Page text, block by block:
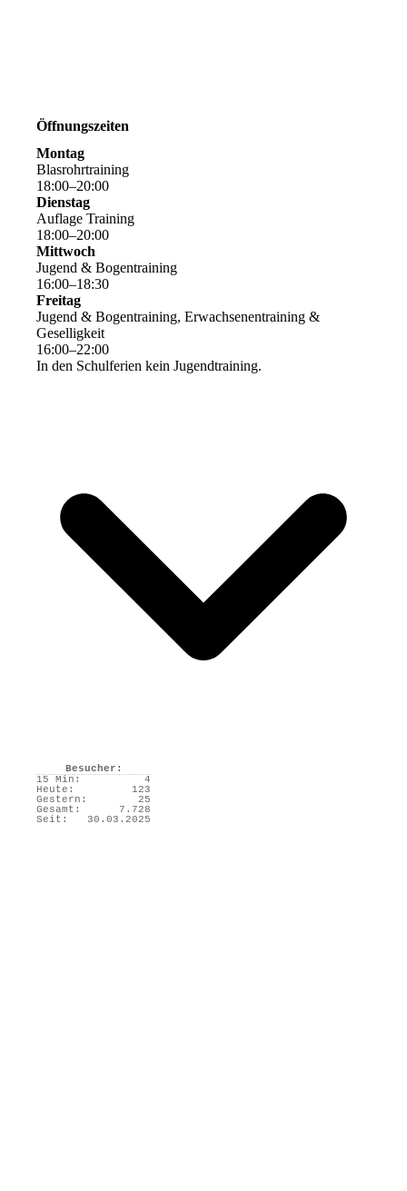
Öffnungszeiten
Montag
Blasrohrtraining
18:00–20:00
Dienstag
Auflage Training
18:00–20:00
Mittwoch
Jugend & Bogentraining
16:00–18:30
Freitag
Jugend & Bogentraining, Erwachsenentraining &
Geselligkeit
16:00–22:00
In den Schulferien kein Jugendtraining.